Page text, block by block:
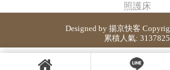
照護床
Designed by 揚京快客
累積人氣: 3137825